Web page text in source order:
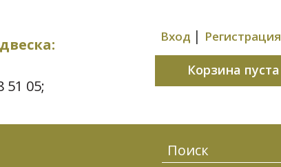
51 05;
Вход | Регистрация
Корзина пуста